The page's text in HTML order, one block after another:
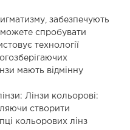
забезпечують
спробувати
технології
мають відмінну
Лінзи кольорові:
створити
кольорових лінз